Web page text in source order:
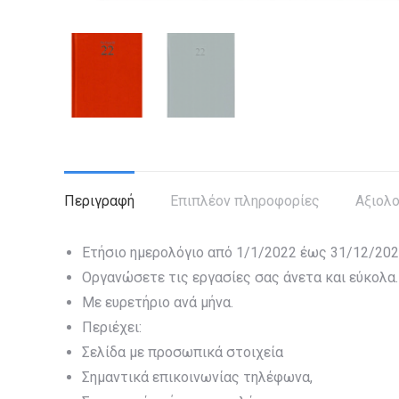
Περιγραφή Επιπλέον πληροφορίες
Ετήσιο ημερολόγιο από 1/1/2022 έως 31/12/
Οργανώσετε τις εργασίες σας άνετα και εύκολα.
Με ευρετήριο ανά μήνα.
Περιέχει:
Σελίδα με προσωπικά στοιχεία
Σημαντικά επικοινωνίας τηλέφωνα,